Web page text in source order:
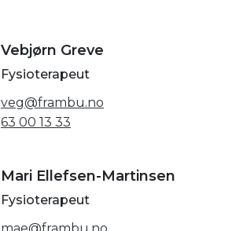
Vebjørn Greve
Fysioterapeut
veg@frambu.no
63 00 13 33
Mari Ellefsen-Martinsen
Fysioterapeut